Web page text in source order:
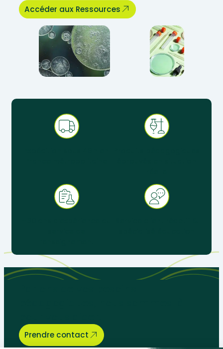
Accéder aux Ressources
Prendre contact